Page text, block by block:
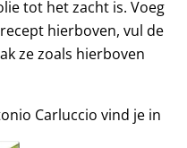
tot het zacht is. Voeg
hierboven, vul de
ze zoals hierboven
Carluccio vind je in